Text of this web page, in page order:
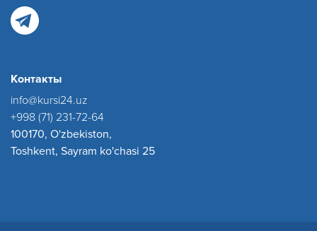
Контакты
info@kursi24.uz
+998 (71) 231-72-64
100170, O'zbekiston,
Toshkent, Sayram ko'chasi 25